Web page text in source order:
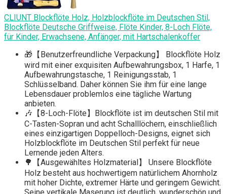
CLIUNT Blockflöte Holz, Holzblockflöte im Deutschen Stil,
Blockflöte Deutsche Griffweise, Flöte Kinder, 8-Loch Flöte,
für Kinder, Erwachsene, Anfänger, mit Hartschalenkoffer
🎁【Benutzerfreundliche Verpackung】 Blockflöte Holz
wird mit einer exquisiten Aufbewahrungsbox, 1 Harfe, 1
Aufbewahrungstasche, 1 Reinigungsstab, 1
Schlüsselband. Daher können Sie ihm für eine lange
Lebensdauer problemlos eine tägliche Wartung
anbieten.
🎶【8-Loch-Flöte】Blockflöte ist im deutschen Stil mit
C-Tasten-Sopran und acht Schalllöchern, einschließlich
eines einzigartigen Doppelloch-Designs, eignet sich
Holzblockflöte im Deutschen Stil perfekt für neue
Lernende jeden Alters.
🌳【Ausgewähltes Holzmaterial】 Unsere Blockflöte
Holz besteht aus hochwertigem natürlichem Ahornholz
mit hoher Dichte, extremer Härte und geringem Gewicht.